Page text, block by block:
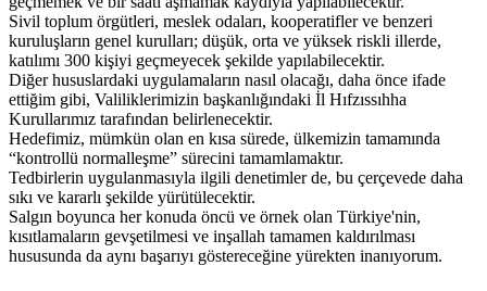
Sivil toplum örgütleri, meslek odaları, kooperatifler ve benzeri
kuruluşların genel kurulları; düşük, orta ve yüksek riskli illerde,
katılımı 300 kişiyi geçmeyecek şekilde yapılabilecektir.
Diğer hususlardaki uygulamaların nasıl olacağı, daha önce ifade
ettiğim gibi, Valiliklerimizin başkanlığındaki İl Hıfzıssıhha
Kurullarımız tarafından belirlenecektir.
Hedefimiz, mümkün olan en kısa sürede, ülkemizin tamamında
“kontrollü normalleşme” sürecini tamamlamaktır.
Tedbirlerin uygulanmasıyla ilgili denetimler de, bu çerçevede daha
sıkı ve kararlı şekilde yürütülecektir.
Salgın boyunca her konuda öncü ve örnek olan Türkiye'nin,
kısıtlamaların gevşetilmesi ve inşallah tamamen kaldırılması
hususunda da aynı başarıyı göstereceğine yürekten inanıyorum.